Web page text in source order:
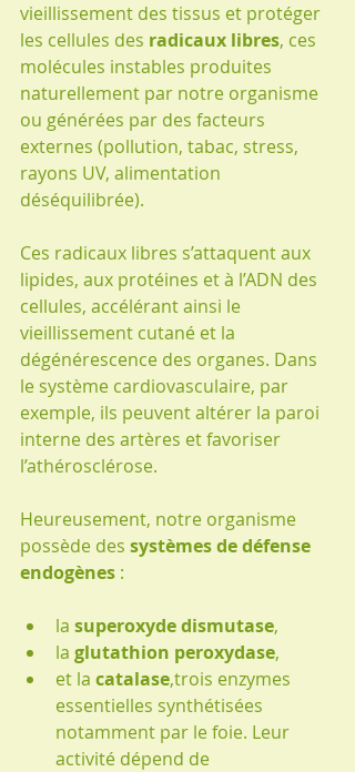
vieillissement des tissus et protéger
les cellules des radicaux libres, ces
molécules instables produites
naturellement par notre organisme
ou générées par des facteurs
externes (pollution, tabac, stress,
rayons UV, alimentation
déséquilibrée).
Ces radicaux libres s’attaquent aux
lipides, aux protéines et à l’ADN des
cellules, accélérant ainsi le
vieillissement cutané et la
dégénérescence des organes. Dans
le système cardiovasculaire, par
exemple, ils peuvent altérer la paroi
interne des artères et favoriser
l’athérosclérose.
Heureusement, notre organisme
possède des systèmes de défense
endogènes :
la superoxyde dismutase,
la glutathion peroxydase,
et la catalase,trois enzymes
essentielles synthétisées
notamment par le foie. Leur
activité dépend de